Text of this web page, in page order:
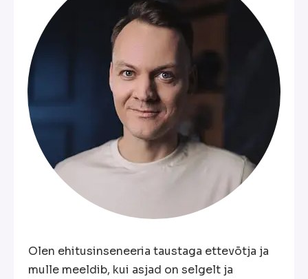
Olen ehitusinseneeria taustaga ettevõtja ja
mulle meeldib, kui asjad on selgelt ja